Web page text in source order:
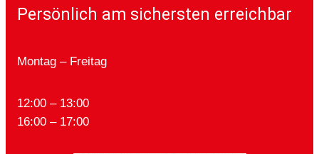
Persönlich am sichersten erreichbar
Montag – Freitag
12:00 – 13:00
16:00 – 17:00